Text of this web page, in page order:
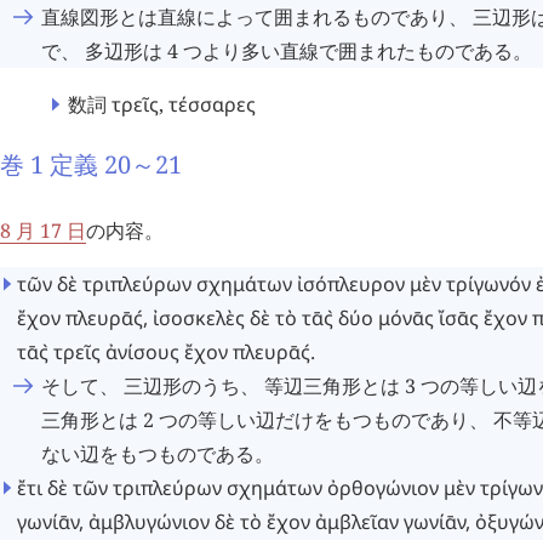
直線図形とは直線によって囲まれるものであり、 三辺形
で、 多辺形は 4 つより多い直線で囲まれたものである。
数詞 τρεῖς, τέσσαρες
巻 1 定義 20～21
8 月 17 日の内容。
τῶνδὲ τριπλεύρων σχημάτων ἰσόπλευρον μὲντρίγωνόν
ἔχονπλευρᾱ´
ς, ἰσοσκελὲς δὲ τὸ τᾱ`
ς δύο μόνᾱς ἴσᾱς ἔχον
τᾱ`
ς τρεῖς ἀνίσους ἔχονπλευρᾱ´
ς.
そして、 三辺形のうち、 等辺三角形とは 3 つの等しい
三角形とは 2 つの等しい辺だけをもつものであり、 不等
ない辺をもつものである。
ἔτιδὲ τῶντριπλεύρων σχημάτων ὀρθογώνιον μὲν
γωνίᾱν, ἀμβλυγώνιονδὲ τὸ ἔχον ἀμβλεῖανγωνίᾱν,